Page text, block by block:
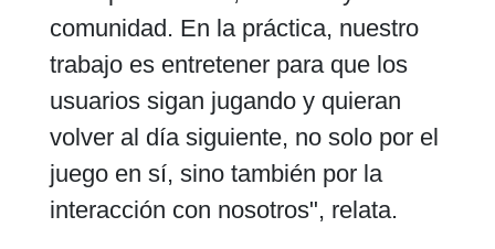
comunidad. En la práctica, nuestro
trabajo es entretener para que los
usuarios sigan jugando y quieran
volver al día siguiente, no solo por el
juego en sí, sino también por la
interacción con nosotros", relata.